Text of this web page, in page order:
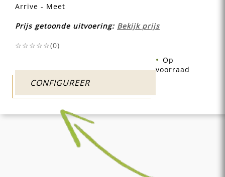
Arrive - Meet
Prijs getoonde uitvoering: Bekijk prijs
☆☆☆☆☆(0)
CONFIGUREER
Op
voorraad